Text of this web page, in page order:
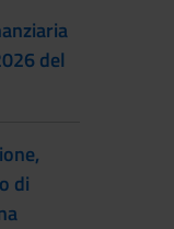
del
di